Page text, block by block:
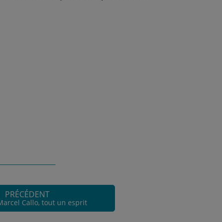
PRÉCÉDENT
Callo, tout un esprit